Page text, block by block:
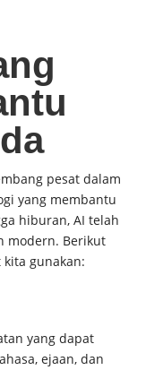
pesat dalam
yang membantu
hiburan, AI telah
modern. Berikut
gunakan:
yang dapat
ejaan, dan